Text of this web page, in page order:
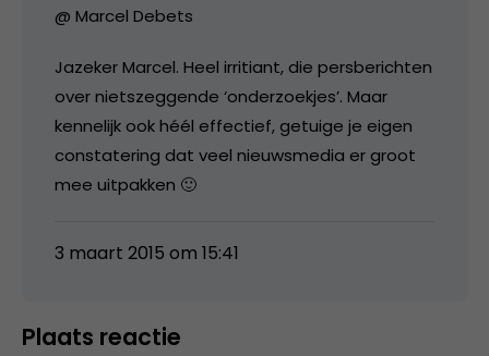
@ Marcel Debets
Jazeker Marcel. Heel irritiant, die persberichten
over nietszeggende ‘onderzoekjes’. Maar
kennelijk ook héél effectief, getuige je eigen
constatering dat veel nieuwsmedia er groot
mee uitpakken 🙂
3 maart 2015 om 15:41
Plaats reactie